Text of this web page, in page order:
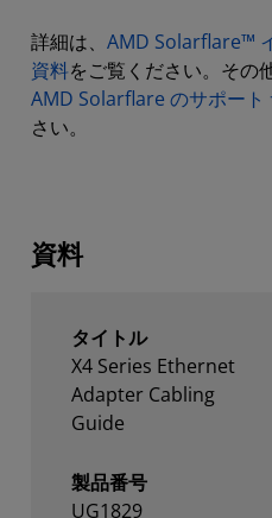
詳細は、 AMD Solarflare™
資料をご覧ください。その
AMD Solarflare のサポート
さい。
資料
タイトル
X4 Series Ethernet
Adapter Cabling
Guide
製品番号
UG1829